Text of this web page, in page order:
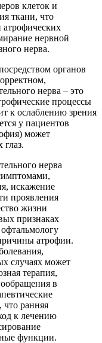
клеток и
ткани, что
нервной
нерва.
органов
нерва – это
процессы
к ослаблению зрения
у пациентов
может
глаз.
нерва
искажение
проявления
жизни
признаках
атрофии.
случаях может
терапия,
в
ранняя
к лечению
функции.